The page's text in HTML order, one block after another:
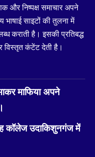
और निष्पक्ष समाचार अपने
भाषाई साइटों की तुलना में
कराती है। इसकी प्रतिबद्ध
विस्तृत कंटेंट देती है।
माफिया अपने
कॉलेज उदाकिशुनगंज में